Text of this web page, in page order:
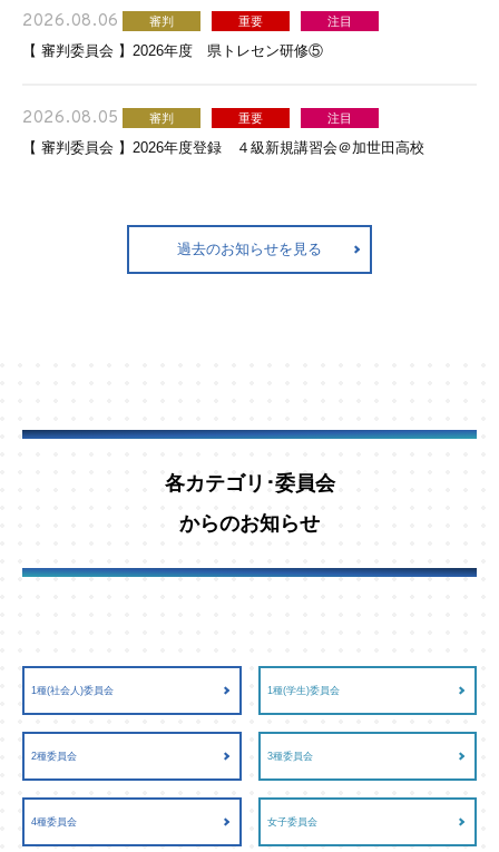
2026.08.06 審判 重要 注目
【 審判委員会 】2026年度 県トレセン研修⑤
2026.08.05 審判 重要 注目
【 審判委員会 】2026年度登録 ４級新規講習会＠加世田高校
過去のお知らせを見る
各カテゴリ･委員会
からのお知らせ
1種(社会人)委員会 1種(学生)委員会
2種委員会 3種委員会
4種委員会 女子委員会